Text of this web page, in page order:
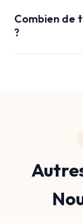
Combien de
?